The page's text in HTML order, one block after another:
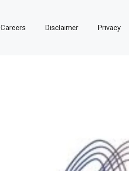
Careers Disclaimer Privacy